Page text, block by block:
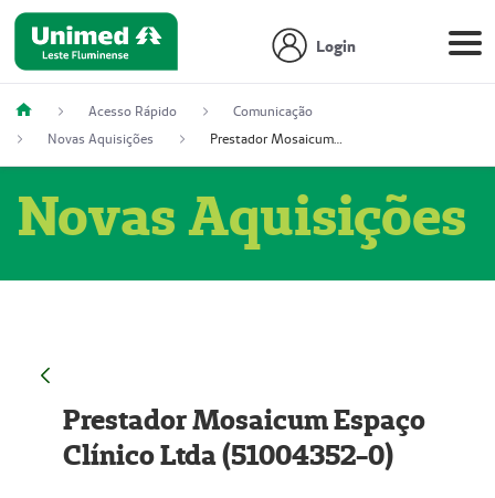
Login
Acesso Rápido
Comunicação
Novas Aquisições
Prestador Mosaicum Espaço Clínico Ltda (51004352-0)
Novas Aquisições
Prestador Mosaicum Espaço
Clínico Ltda (51004352-0)